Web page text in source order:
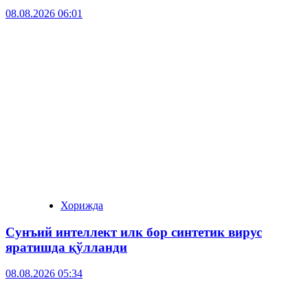
08.08.2026 06:01
Хорижда
Сунъий интеллект илк бор синтетик вирус
яратишда қўлланди
08.08.2026 05:34